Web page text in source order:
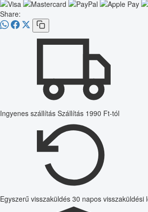
Share:
Ingyenes szállítás Szállítás 1990 Ft-tól
Egyszerű visszaküldés 30 napos visszaküldési